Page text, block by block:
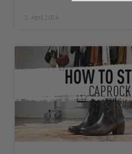
2. April 2024